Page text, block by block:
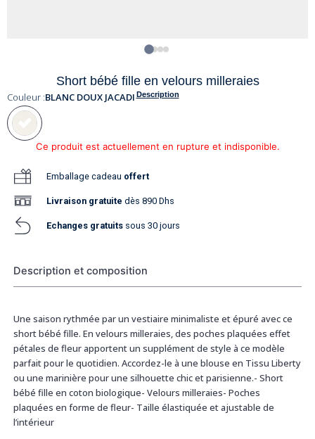
Short bébé fille en velours milleraies
Description
Couleur :BLANC DOUX JACADI
Ce produit est actuellement en rupture et indisponible.
Emballage cadeau offert
Livraison gratuite dès 890 Dhs
Echanges gratuits sous 30 jours
Description et composition
Une saison rythmée par un vestiaire minimaliste et épuré avec ce
short bébé fille. En velours milleraies, des poches plaquées effet
pétales de fleur apportent un supplément de style à ce modèle
parfait pour le quotidien. Accordez-le à une blouse en Tissu Liberty
ou une marinière pour une silhouette chic et parisienne.- Short
bébé fille en coton biologique- Velours milleraies- Poches
plaquées en forme de fleur- Taille élastiquée et ajustable de
l’intérieur